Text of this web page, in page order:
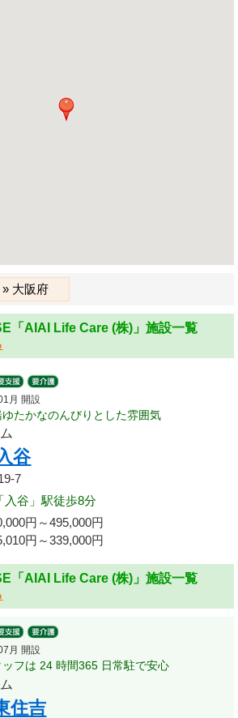
大阪府
「AIAI Life Care (株)」施設一覧
月 開設
たかなのんびりとした雰囲気
谷
7
入谷」駅徒歩8分
円～495,000円
円～339,000円
「AIAI Life Care (株)」施設一覧
月 開設
ッフは 24 時間365 日常駐で安心
住吉